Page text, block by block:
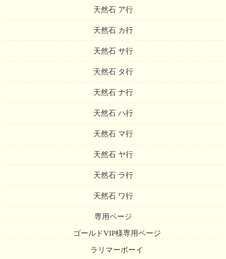
天然石 ア行
天然石 カ行
天然石 サ行
天然石 タ行
天然石 ナ行
天然石 ハ行
天然石 マ行
天然石 ヤ行
天然石 ラ行
天然石 ワ行
専用ページ
ゴールドVIP様専用ページ
ラリマーボーイ